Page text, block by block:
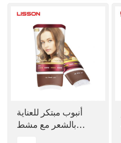
أنبوب مبتكر للعناية
بالشعر مع مشط